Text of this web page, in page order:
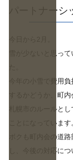
パートナー
雪が少ないと思っ
今年の小雪で費用
するかどうか、町
札幌市のルールと
ことになっています
ボクも町内会の道
し、今後の対応に